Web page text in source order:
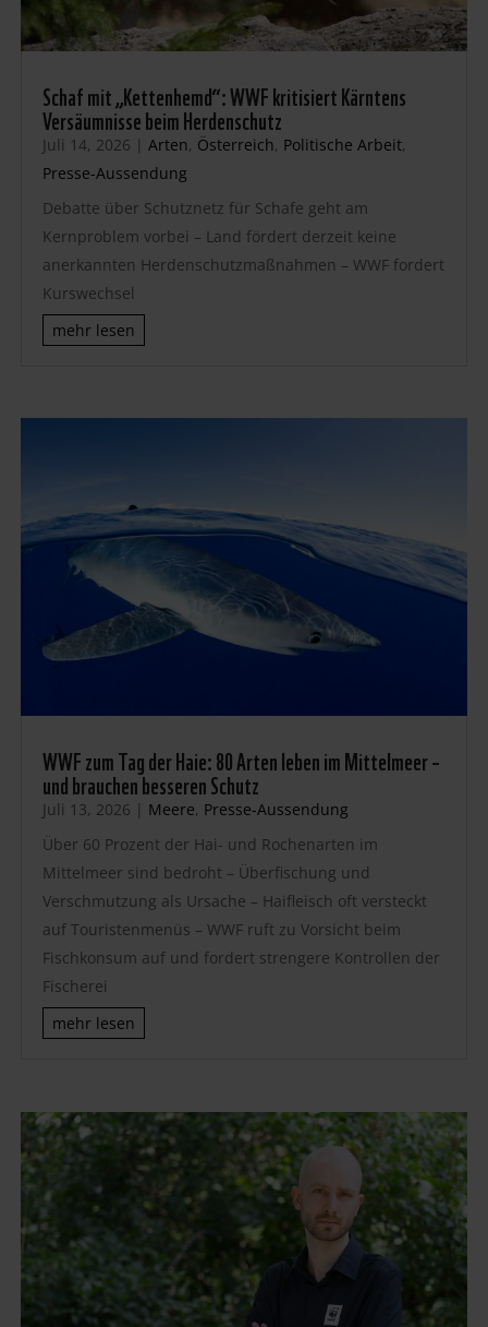
Schaf mit „Kettenhemd“: WWF kritisiert Kärntens
Versäumnisse beim Herdenschutz
Juli 14, 2026 | Arten, Österreich, Politische Arbeit,
Presse-Aussendung
Debatte über Schutznetz für Schafe geht am
Kernproblem vorbei – Land fördert derzeit keine
anerkannten Herdenschutzmaßnahmen – WWF fordert
Kurswechsel
mehr lesen
WWF zum Tag der Haie: 80 Arten leben im Mittelmeer –
und brauchen besseren Schutz
Juli 13, 2026 | Meere, Presse-Aussendung
Über 60 Prozent der Hai- und Rochenarten im
Mittelmeer sind bedroht – Überfischung und
Verschmutzung als Ursache – Haifleisch oft versteckt
auf Touristenmenüs – WWF ruft zu Vorsicht beim
Fischkonsum auf und fordert strengere Kontrollen der
Fischerei
mehr lesen